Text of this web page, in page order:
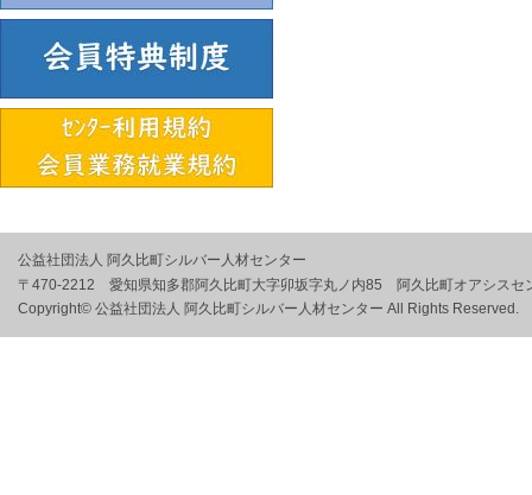
公益社団法人 阿久比町シルバー人材センター
〒470-2212 愛知県知多郡阿久比町大字卯坂字丸ノ内85 阿久比町オアシスセ
Copyright© 公益社団法人 阿久比町シルバー人材センター All Rights Reserved.